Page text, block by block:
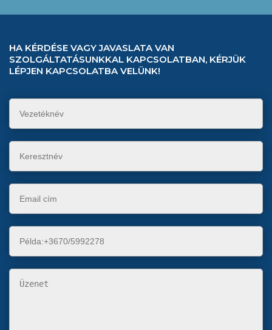
HA KÉRDÉSE VAGY JAVASLATA VAN
SZOLGÁLTATÁSUNKKAL KAPCSOLATBAN, KÉRJÜK
LÉPJEN KAPCSOLATBA VELÜNK!